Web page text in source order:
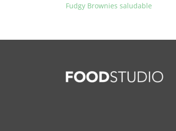
Fudgy Brownies saludable